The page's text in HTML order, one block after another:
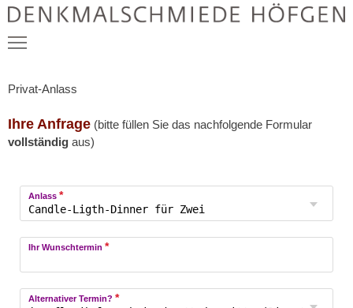
Schön, dass Sie hier sind.
Event & Bankett
Kunst & Medienproduktion
Öffentliche Veranstaltungen
Privat-Anlass
Ihre Anfrage (bitte füllen Sie das nachfolgende Formular
vollständig aus)
Anlass *
Ihr Wunschtermin *
Alternativer Termin? *